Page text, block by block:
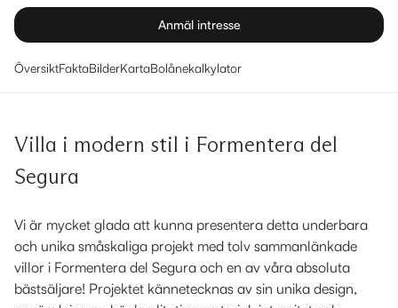
Anmäl intresse
ÖversiktFaktaBilderKartaBolånekalkylator
Villa i modern stil i Formentera del
Segura
Vi är mycket glada att kunna presentera detta underbara
och unika småskaliga projekt med tolv sammanlänkade
villor i Formentera del Segura och en av våra absoluta
bästsäljare! Projektet kännetecknas av sin unika design,